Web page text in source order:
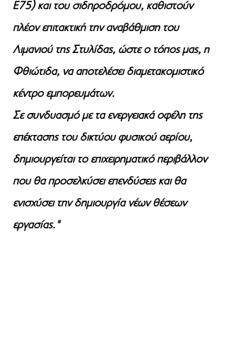
Ε75) και του σιδηροδρόμου, καθιστούν
πλέον επιτακτική την αναβάθμιση του
Λιμανιού της Στυλίδας, ώστε ο τόπος μας, η
Φθιώτιδα, να αποτελέσει διαμετακομιστικό
κέντρο εμπορευμάτων.
Σε συνδυασμό με τα ενεργειακά οφέλη της
επέκτασης του δικτύου φυσικού αερίου,
δημιουργείται το επιχειρηματικό περιβάλλον
που θα προσελκύσει επενδύσεις και θα
ενισχύσει την δημιουργία νέων θέσεων
εργασίας."